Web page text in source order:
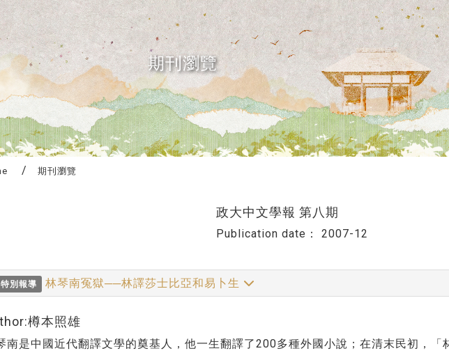
期刊瀏覽
期刊瀏覽
政大中文學報 第八期
Publication date： 2007-12
特別報導 林琴南冤獄──林譯莎士比亞和易卜生
樽本照雄
南是中國近代翻譯文學的奠基人，他一生翻譯了200多種外國小說；在清末民初，「